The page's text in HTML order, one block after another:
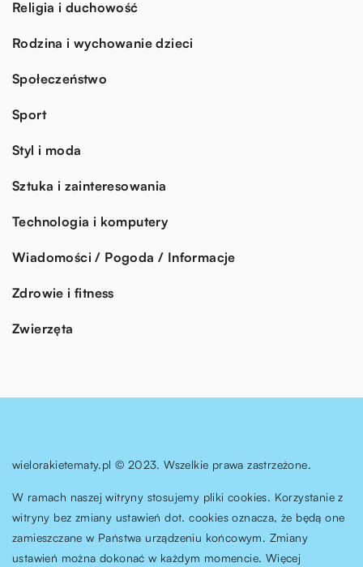
Religia i duchowość
Rodzina i wychowanie dzieci
Społeczeństwo
Sport
Styl i moda
Sztuka i zainteresowania
Technologia i komputery
Wiadomości / Pogoda / Informacje
Zdrowie i fitness
Zwierzęta
wielorakietematy.pl © 2023. Wszelkie prawa zastrzeżone.
W ramach naszej witryny stosujemy pliki cookies. Korzystanie z
witryny bez zmiany ustawień dot. cookies oznacza, że będą one
zamieszczane w Państwa urządzeniu końcowym. Zmiany
ustawień można dokonać w każdym momencie. Więcej